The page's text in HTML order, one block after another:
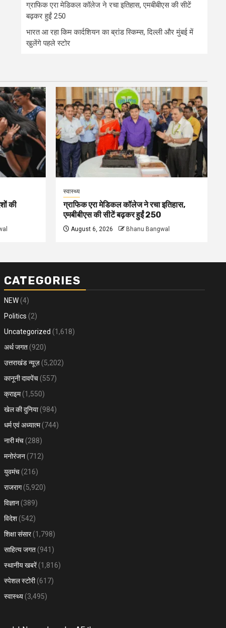
ग्राफिक एरा मेडिकल कॉलेज ने रचा इतिहास, एमबीबीएस की सीटें
बढ़कर हुईं 250
भारत आ रहा किम कार्दशियन का ब्रांड स्किम्स, दिल्ली और मुंबई में
खुलेंगे पहले स्टोर
की
स्वास्थ्य
ग्राफिक एरा मेडिकल कॉलेज ने रचा इतिहास,
एमबीबीएस की सीटें बढ़कर हुईं 250
August 6, 2026 Bhanu Bangwal
CATEGORIES
NEW (4)
Politics (2)
Uncategorized (1,618)
अर्थ जगत (920)
उत्तराखंड न्यूज़ (5,202)
कानूनी दावपेंच (557)
क्राइम(1,550)
खेल की दुनिया(984)
धर्म एवं अध्यात्म(744)
नारी मंच (288)
मनोरंजन (712)
युवमंच (216)
राजराग(5,920)
विज्ञान (389)
विदेश (542)
शिक्षा संसार(1,798)
साहित्य जगत (941)
स्थानीय खबरें(1,816)
स्पेशल स्टोरी(617)
स्वास्थ्य (3,495)